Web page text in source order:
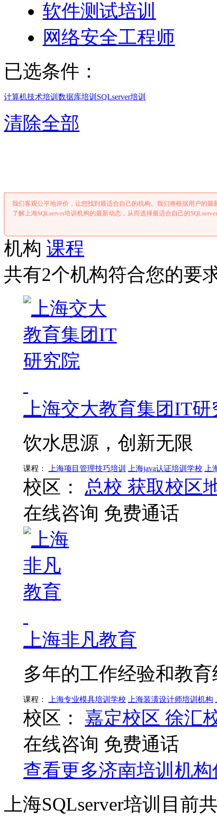
软件测试培训
网络安全工程师
已选条件：
计算机技术培训 数据库培训 SQLserver培训
清除全部
我们客观公平地评价，让您找到最适合自己的机构。我们将根据用户的
了解上海SQLserver培训机构的最新动态，从而选择最适合自己的
机构 课程
共有2个机构符合您的要
上海交大教育集团IT
饮水思源，创新无限
课程： 上海项目管理技巧培训 上海java认证培训学校
校区： 总校 获取校区
在线咨询 免费通话
上海非凡教育
多年的工作经验和教
课程： 上海专业模具培训学校 上海装潢设计师培训机构
校区： 嘉定校区 徐汇
在线咨询 免费通话
查看更多济南培训机构
上海SQLserver培训目前